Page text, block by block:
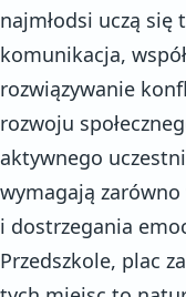
najmłodsi uczą
komunikacja,
rozwiązywanie
rozwoju
aktywnego
wymagają zarówno
i dostrzegania
Przedszkole, plac